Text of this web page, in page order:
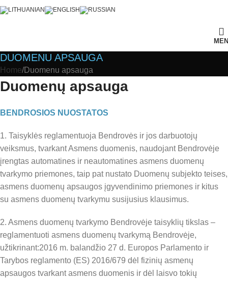
DUOMENU APSAUGA
Home Duomenu apsauga
Duomenų apsauga
BENDROSIOS NUOSTATOS
1. Taisyklės reglamentuoja Bendrovės ir jos darbuotojų
veiksmus, tvarkant Asmens duomenis, naudojant Bendrovėje
įrengtas automatines ir neautomatines asmens duomenų
tvarkymo priemones, taip pat nustato Duomenų subjekto teises,
asmens duomenų apsaugos įgyvendinimo priemones ir kitus
su asmens duomenų tvarkymu susijusius klausimus.
2. Asmens duomenų tvarkymo Bendrovėje taisyklių tikslas –
reglamentuoti asmens duomenų tvarkymą Bendrovėje,
užtikrinant:2016 m. balandžio 27 d. Europos Parlamento ir
Tarybos reglamento (ES) 2016/679 dėl fizinių asmenų
apsaugos tvarkant asmens duomenis ir dėl laisvo tokių